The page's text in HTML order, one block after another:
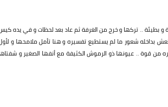
بطيئة .. تركها و خرج من الغرفة ثم عاد بعد لحظات و في يده
بداخله شعور ما لم يستطيع تفسيره و هنا تأمل ملامحها و
من قوة .. عيونها ذو الرموش الكثيفة مع أنفها الصغير و